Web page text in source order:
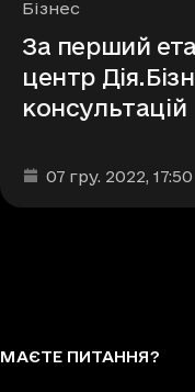
Рубрики
Бізнес
За перший
центр
консультацій
Дата та час
07 гру. 2022, 17:50
МАЄТЕ ПИТАННЯ?